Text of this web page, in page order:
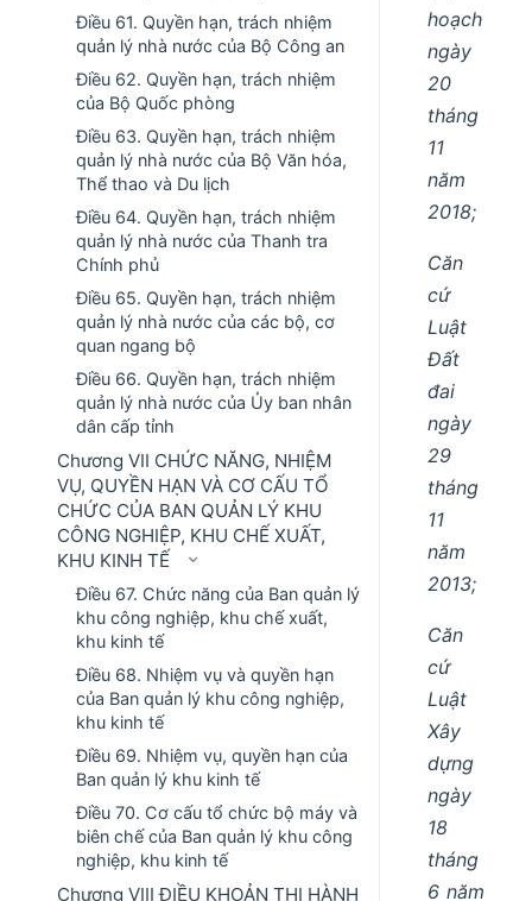
Điều 61. Quyền hạn, trách nhiệm
quản lý nhà nước của Bộ Công an
Điều 62. Quyền hạn, trách nhiệm
của Bộ Quốc phòng
Điều 63. Quyền hạn, trách nhiệm
quản lý nhà nước của Bộ Văn hóa,
Thể thao và Du lịch
Điều 64. Quyền hạn, trách nhiệm
quản lý nhà nước của Thanh tra
Chính phủ
Điều 65. Quyền hạn, trách nhiệm
quản lý nhà nước của các bộ, cơ
quan ngang bộ
Điều 66. Quyền hạn, trách nhiệm
quản lý nhà nước của Ủy ban nhân
dân cấp tỉnh
Chương VII CHỨC NĂNG, NHIỆM
VỤ, QUYỀN HẠN VÀ CƠ CẤU TỔ
CHỨC CỦA BAN QUẢN LÝ KHU
CÔNG NGHIỆP, KHU CHẾ XUẤT,
KHU KINH TẾ
Điều 67. Chức năng của Ban quản lý
khu công nghiệp, khu chế xuất,
khu kinh tế
Điều 68. Nhiệm vụ và quyền hạn
của Ban quản lý khu công nghiệp,
khu kinh tế
Điều 69. Nhiệm vụ, quyền hạn của
Ban quản lý khu kinh tế
Điều 70. Cơ cấu tổ chức bộ máy và
biên chế của Ban quản lý khu công
nghiệp, khu kinh tế
Chương VIII ĐIỀU KHOẢN THI HÀNH
hoạch
ngày
20
tháng
11
năm
2018;
Căn
cứ
Luật
Đất
đai
ngày
29
tháng
11
năm
2013;
Căn
cứ
Luật
Xây
dựng
ngày
18
tháng
6 năm